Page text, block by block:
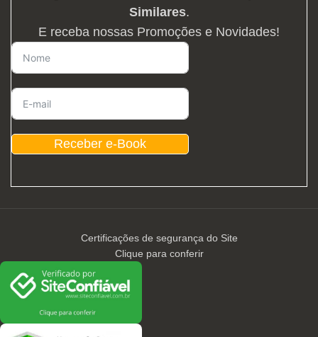
Similares.
E receba nossas Promoções e Novidades!
Receber e-Book
Certificações de segurança do Site
Clique para conferir